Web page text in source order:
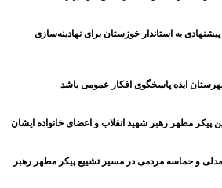
به استاندار خوزستان برای نهادینه‌سازی
ایذه پاسخگوی افکار عمومی باشد
پیکر مطهر رهبر شهید انقلاب و اعضای خانواده ایشان
و حماسه مردمی در مسیر تشییع پیکر مطهر رهبر